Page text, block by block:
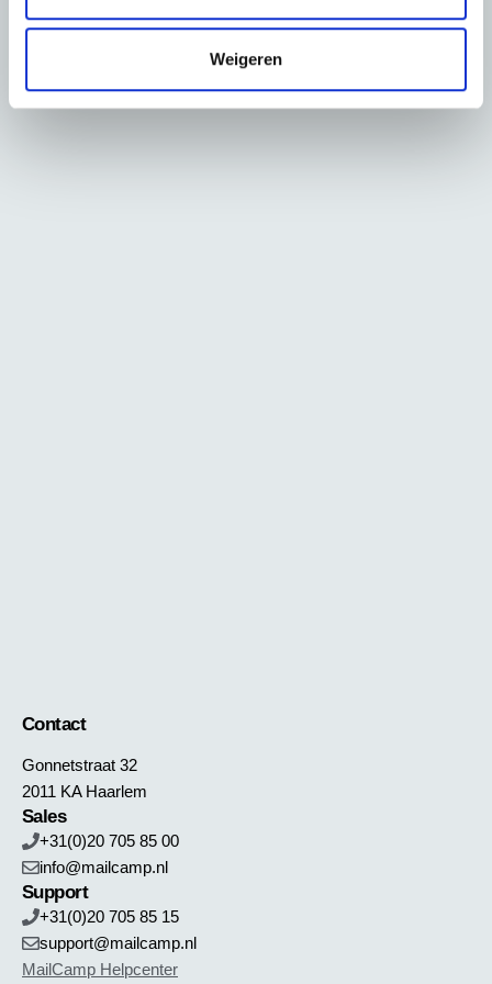
Weigeren
Contact
Gonnetstraat 32
2011 KA Haarlem
Sales
+31(0)20 705 85 00
info@mailcamp.nl
Support
+31(0)20 705 85 15
support@mailcamp.nl
MailCamp Helpcenter